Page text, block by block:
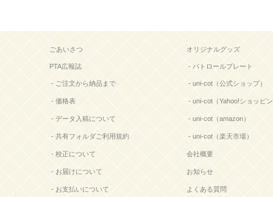
ごあいさつ
PTA広報誌
- ご注文から納品まで
- 価格表
- データ入稿について
- 共有フォルダご利用規約
- 校正について
- お届けについて
- お支払いについて
オリジナルグッズ
- パトロールプレート
- uni-cot（公式ショップ）
- uni-cot（Yahoo!ショッピ
- uni-cot（amazon）
- uni-cot（楽天市場）
会社概要
お知らせ
よくある質問